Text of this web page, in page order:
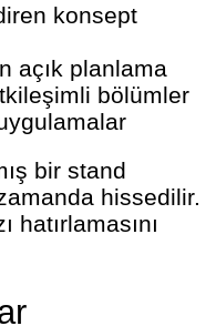
konsept
açık planlama
bölümler
bir stand
hissedilir.
hatırlamasını